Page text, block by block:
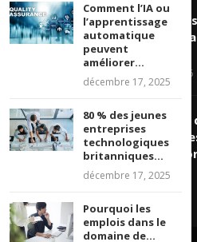
Nappe
sublimer
mars 16, 2026
Ramonage
entretien
et le
mars 8, 2026
Comment l’IA ou
l’apprentissage
automatique
peuvent
améliorer...
décembre 17, 2025
80 % des jeunes
entreprises
technologiques
britanniques...
décembre 17, 2025
Pourquoi les
emplois dans le
domaine de...